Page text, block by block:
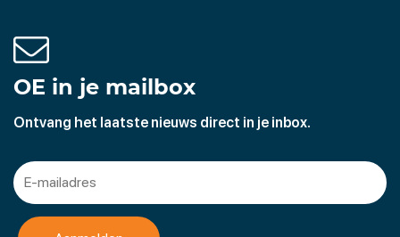
OE in je mailbox
Ontvang het laatste nieuws direct in je inbox.